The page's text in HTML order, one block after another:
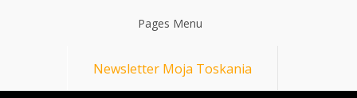
Pages Menu
Newsletter Moja Toskania